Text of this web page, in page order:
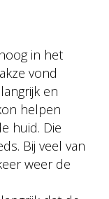
in het
vond
en
helpen
huid. Die
Bij veel van
weer de